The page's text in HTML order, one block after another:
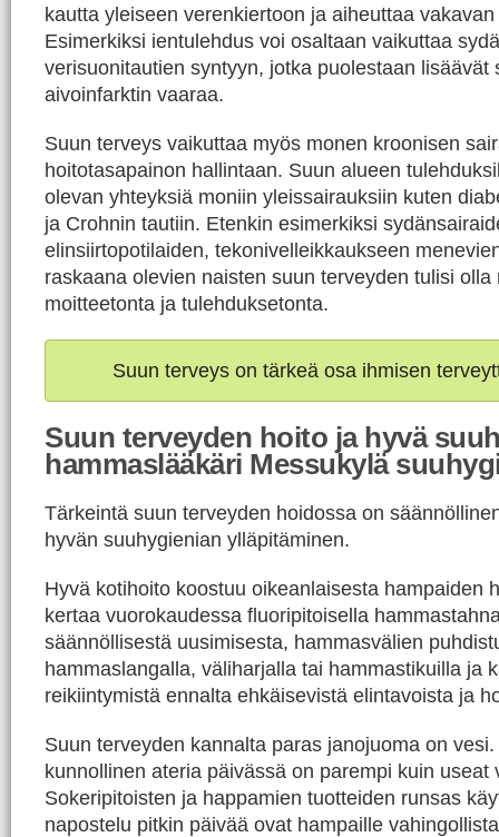
kautta yleiseen verenkiertoon ja aiheuttaa
Esimerkiksi ientulehdus voi osaltaan vaikuttaa
verisuonitautien syntyyn, jotka puolestaan lisäävät
aivoinfarktin vaaraa.
Suun terveys vaikuttaa myös monen kroonisen
hoitotasapainon hallintaan. Suun alueen
olevan yhteyksiä moniin yleissairauksiin kuten
ja Crohnin tautiin. Etenkin esimerkiksi
elinsiirtopotilaiden, tekonivelleikkaukseen
raskaana olevien naisten suun terveyden tulisi olla
moitteetonta ja tulehduksetonta.
Suun terveys on tärkeä osa ihmisen
Suun terveyden hoito ja hyvä
hammaslääkäri Messukylä
Tärkeintä suun terveyden hoidossa on
hyvän suuhygienian ylläpitäminen.
Hyvä kotihoito koostuu oikeanlaisesta hampaiden
kertaa vuorokaudessa fluoripitoisella
säännöllisestä uusimisesta, hammasvälien
hammaslangalla, väliharjalla tai hammastikuilla ja
reikiintymistä ennalta ehkäisevistä elintavoista ja
Suun terveyden kannalta paras janojuoma on
kunnollinen ateria päivässä on parempi kuin useat
Sokeripitoisten ja happamien tuotteiden runsas
napostelu pitkin päivää ovat hampaille